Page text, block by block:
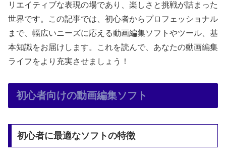
リエイティブな表現の場であり、楽しさと挑戦が詰まった
世界です。この記事では、初心者からプロフェッショナル
まで、幅広いニーズに応える動画編集ソフトやツール、基
本知識をお届けします。これを読んで、あなたの動画編集
ライフをより充実させましょう！
初心者向けの動画編集ソフト
初心者に最適なソフトの特徴